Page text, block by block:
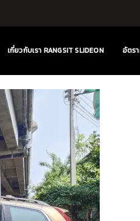
เกี่ยวกับเรา RANGSIT SLIDEON อัตร